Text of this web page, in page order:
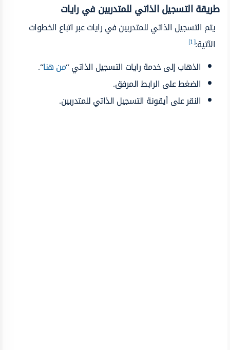
طريقة التسجيل الذاتي للمتدربين في رايات
يتم التسجيل الذاتي للمتدربين في رايات عبر اتباع الخطوات
الآتية:[1]
الذهاب إلى خدمة رايات التسجيل الذاتي “من هنا“.
الضغط على الرابط المرفق.
النقر على أيقونة التسجيل الذاتي للمتدربين.